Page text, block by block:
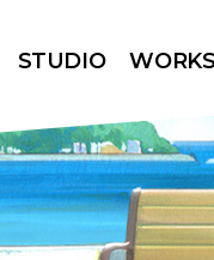
STUDIO WORKS